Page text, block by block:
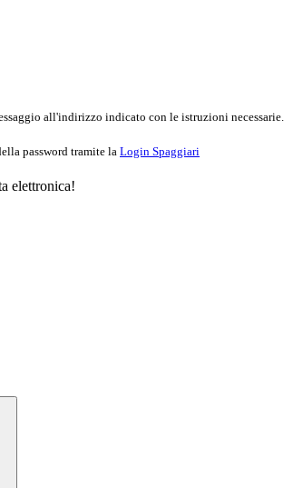
all'indirizzo indicato con le istruzioni necessarie.
password tramite la Login Spaggiari
elettronica!